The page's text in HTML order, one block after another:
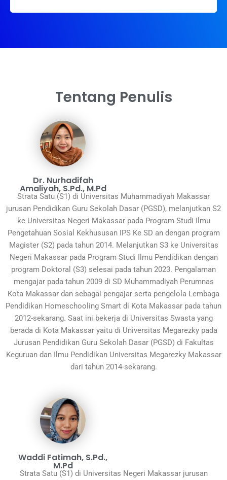
Tentang Penulis
Dr. Nurhadifah
Amaliyah, S.Pd., M.Pd
Strata Satu (S1) di Universitas Muhammadiyah Makassar
jurusan Pendidikan Guru Sekolah Dasar (PGSD), melanjutkan S2
ke Universitas Negeri Makassar pada Program Studi Ilmu
Pengetahuan Sosial Kekhususan IPS Ke SD an dengan program
Magister (S2) pada tahun 2014. Melanjutkan S3 ke Universitas
Negeri Makassar pada Program Studi Ilmu Pendidikan dengan
program Doktoral (S3) selesai pada tahun 2023. Pengalaman
mengajar pada tahun 2009 di SD Muhammadiyah Perumnas
Kota Makassar dan sebagai pengajar serta pengelola Lembaga
Pendidikan Homeschooling Smart di Kota Makassar pada tahun
2012-sekarang. Saat ini bekerja di Universitas Swasta yang
berada di Kota Makassar yaitu di Universitas Megarezky pada
Jurusan Pendidikan Guru Sekolah Dasar (PGSD) di Fakultas
Keguruan dan Ilmu Pendidikan Universitas Megarezky Makassar
dari tahun 2014-sekarang.
Waddi Fatimah, S.Pd.,
M.Pd
Strata Satu (S1) di Universitas Negeri Makassar jurusan